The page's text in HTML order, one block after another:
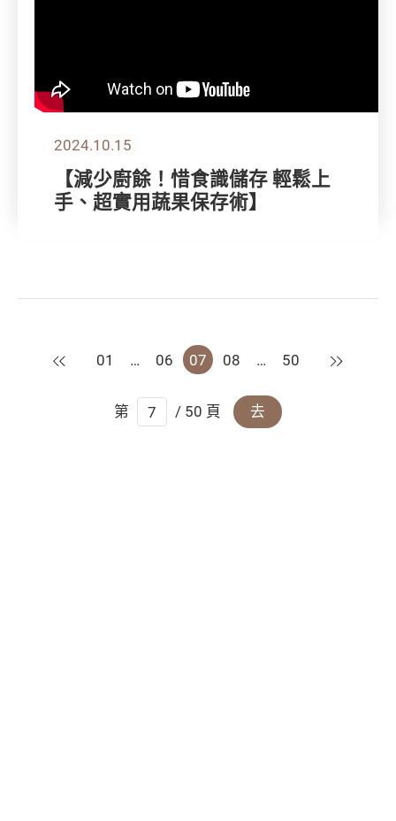
2024.10.15
【減少廚餘！惜食識儲存 輕鬆上
手、超實用蔬果保存術】
上一頁
01 … 06 07 08 … 50 下一頁
第 / 50 頁 去